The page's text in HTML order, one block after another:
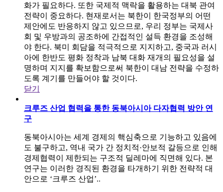
화가 필요하다. 또한 국제적 맥락을 활용하는 대북 관여
전략이 중요하다. 현재로서는 북한이 한국정부의 어떤
제안에도 반응하지 않고 있으므로, 우리 정부는 국제사
회 및 우방과의 공조하에 간접적인 설득 환경을 조성해
야 한다. 북미 회담을 적극적으로 지지하고, 중국과 러시
아에 한반도 평화 정착과 남북 대화 재개의 필요성을 설
명하며 지지를 확보함으로써 북한이 대남 전략을 수정하
도록 계기를 만들어야 할 것이다.
닫기
크루즈 산업 협력을 통한 동북아시아 다자협력 방안 연
구
동북아시아는 세계 경제의 핵심축으로 기능하고 있음에
도 불구하고, 역내 국가 간 정치적·안보적 갈등으로 인해
경제협력이 제한되는 구조적 딜레마에 직면해 있다. 본
연구는 이러한 경직된 환경을 타개하기 위한 전략적 대
안으로 ‘크루즈 산업’..